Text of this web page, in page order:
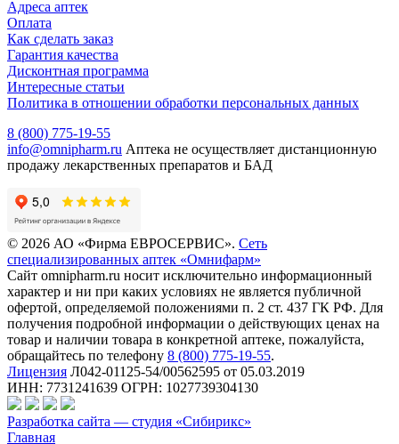
Адреса аптек
Оплата
Как сделать заказ
Гарантия качества
Дисконтная программа
Интересные статьи
Политика в отношении обработки персональных данных
8 (800) 775-19-55
info@omnipharm.ru Аптека не осуществляет дистанционную
продажу лекарственных препаратов и БАД
© 2026 АО «Фирма ЕВРОСЕРВИС». Сеть
специализированных аптек «Омнифарм»
Сайт omnipharm.ru носит исключительно информационный
характер и ни при каких условиях не является публичной
офертой, определяемой положениями п. 2 ст. 437 ГК РФ. Для
получения подробной информации о действующих ценах на
товар и наличии товара в конкретной аптеке, пожалуйста,
обращайтесь по телефону 8 (800) 775-19-55.
Лицензия Л042-01125-54/00562595 от 05.03.2019
ИНН: 7731241639 ОГРН: 1027739304130
Разработка сайта — студия «Сибирикс»
Главная